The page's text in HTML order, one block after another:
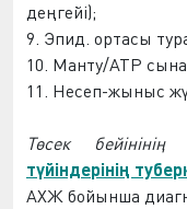
деңгейі);
9. Эпид. ортасы
10. Манту/АТР
11. Несеп-жыныс
Төсек бейінінің
түйіндерінің
АХЖ бойынша